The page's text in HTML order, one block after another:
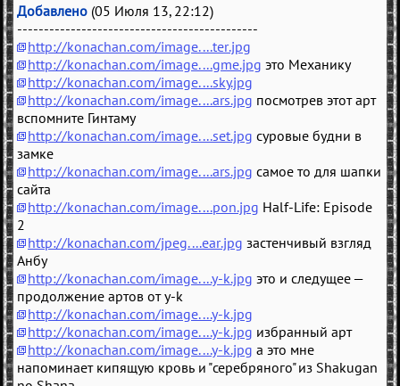
Добавлено (05 Июля 13, 22:12)
---------------------------------------------
http://konachan.com/image....ter.jpg
http://konachan.com/image....gme.jpg это Механику
http://konachan.com/image....sky.jpg
http://konachan.com/image....ars.jpg посмотрев этот арт
вспомните Гинтаму
http://konachan.com/image....set.jpg суровые будни в
замке
http://konachan.com/image....ars.jpg самое то для шапки
сайта
http://konachan.com/image....pon.jpg Half-Life: Episode
2
http://konachan.com/jpeg....ear.jpg застенчивый взгляд
Анбу
http://konachan.com/image....y-k.jpg это и следущее —
продолжение артов от y-k
http://konachan.com/image....y-k.jpg
http://konachan.com/image....y-k.jpg избранный арт
http://konachan.com/image....y-k.jpg а это мне
напоминает кипящую кровь и "серебряного" из Shakugan